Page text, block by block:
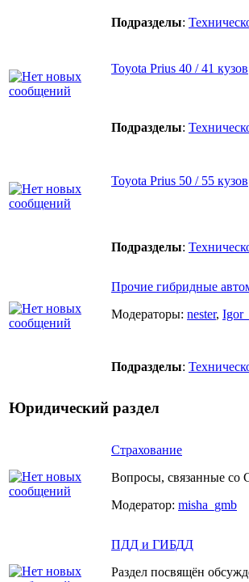
Подразделы:
Toyota Prius 40 / 41 кузов
Подразделы:
Toyota Prius 50 / 55 кузов
Подразделы:
Прочие гибридные
Модераторы: nester,
Подразделы:
Юридический раздел
Страхование
Вопросы, связанные
Модератор: misha_gmb
ПДД и ГИБДД
Раздел посвящён